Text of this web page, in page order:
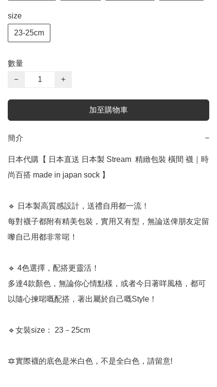
size
23-25cm
數量
−
+
加至購物車
簡介 −
日本代購【 日本直送 日本製 Stream  精緻包裝 橫間 襪｜時
尚百搭 made in japan sock 】
🔹 日本製高質感設計，送禮自用都一流！
每對襪子都附有精美包裝，實用又有型，無論送俾朋友定留
嚟自己用都非常啱！
🔹 4色選擇，配搭更靈活！
多達4款顏色，無論你心情點樣，或者今日著咩風格，都可
以隨心揀啱嘅配搭，著出屬於自己嘅Style！
🔹女裝size： 23－25cm
🔯實際襪的底色是米白色，不是全白色，請留意!